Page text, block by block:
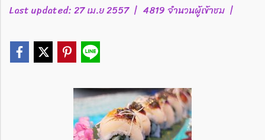
Last updated: 27 เม.ย 2557 | 4819 จำนวนผู้เข้าชม |